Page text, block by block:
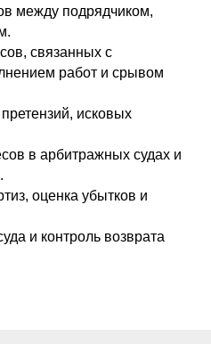
между подрядчиком,
связанных с
работ и срывом
исковых
в арбитражных судах и
оценка убытков и
и контроль возврата